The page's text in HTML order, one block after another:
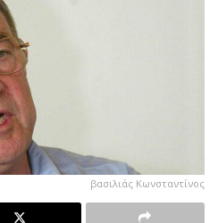
βασιλιάς Κωνσταντίνος